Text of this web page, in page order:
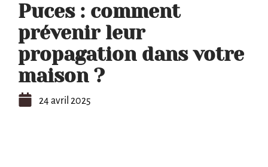
Puces : comment
prévenir leur
propagation dans votre
maison ?
24 avril 2025